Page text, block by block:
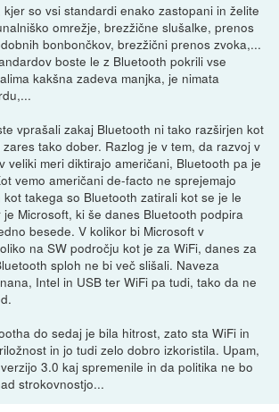
so vsi standardi enako zastopani in želite
omrežje, brezžične slušalke, prenos
bonbončkov, brezžični prenos zvoka,...
boste le z Bluetooth pokrili vse
kakšna zadeva manjka, je nimata
vprašali zakaj Bluetooth ni tako razširjen kot
tako dober. Razlog je v tem, da razvoj v
veliki meri diktirajo američani, Bluetooth pa je
vemo američani de-facto ne sprejemajo
takega so Bluetooth zatirali kot se je le
Microsoft, ki še danes Bluetooth podpira
besede. V kolikor bi Microsoft v
na SW področju kot je za WiFi, danes za
sploh ne bi več slišali. Naveza
Intel in USB ter WiFi pa tudi, tako da ne
do sedaj je bila hitrost, zato sta WiFi in
in jo tudi zelo dobro izkoristila. Upam,
3.0 kaj spremenile in da politika ne bo
strokovnostjo...